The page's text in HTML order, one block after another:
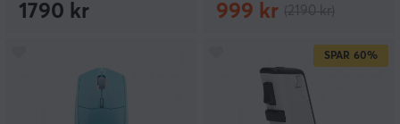
1790 kr 999 kr
SPAR 60%